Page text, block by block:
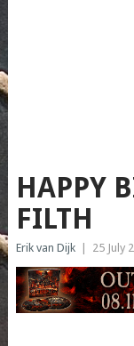
HAPPY
FILTH
Erik van Dijk 25 July